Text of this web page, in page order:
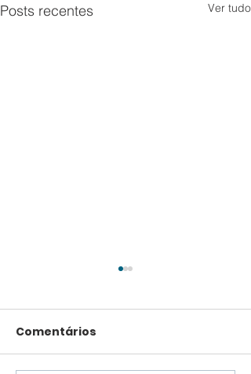
Posts recentes Ver tudo
Comentários